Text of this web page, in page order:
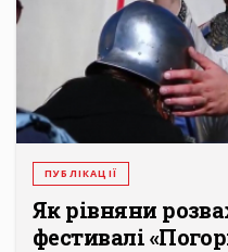
ПУБЛІКАЦІЇ
Як рівняни
фестивалі